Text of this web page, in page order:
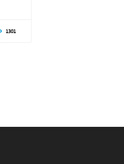
1301